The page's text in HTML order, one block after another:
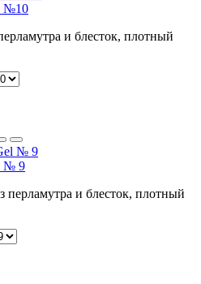
№10
и блесток, плотный
№ 9
перламутра и блесток, плотный